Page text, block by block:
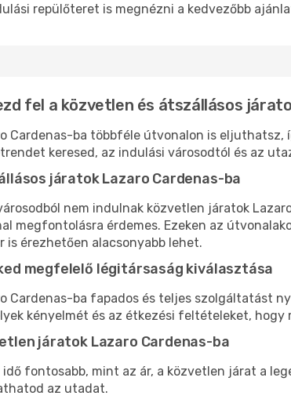
repülőteret is megnézni a kedvezőbb
fel a közvetlen és átszállásos
Cardenas-ba többféle útvonalon is eljuthatsz,
keresed, az indulási városodtól és az
járatok Lazaro Cardenas-ba
nem indulnak közvetlen járatok
megfontolásra érdemes. Ezeken az
is érezhetően alacsonyabb lehet.
megfelelő légitársaság kiválasztása
Cardenas-ba fapados és teljes szolgáltatást
kényelmét és az étkezési feltételeket,
járatok Lazaro Cardenas-ba
idő fontosabb, mint az ár, a közvetlen járat a
az utadat.